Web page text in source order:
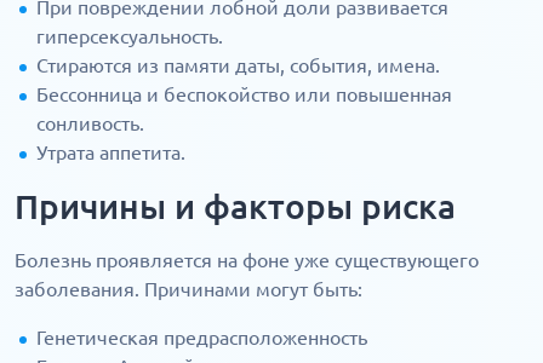
При повреждении лобной доли развивается
гиперсексуальность.
Стираются из памяти даты, события, имена.
Бессонница и беспокойство или повышенная
сонливость.
Утрата аппетита.
Причины и факторы риска
Болезнь проявляется на фоне уже существующего
заболевания. Причинами могут быть:
Генетическая предрасположенность